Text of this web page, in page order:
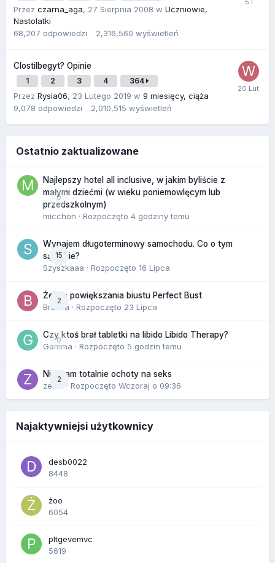
Przez czarna_aga, 27 Sierpnia 2008 w Uczniowie,
Nastolatki
68,207 odpowiedzi 2,316,560 wyświetleń
Clostilbegyt? Opinie
1 2 3 4 364
Przez Rysia06, 23 Lutego 2019 w 9 miesięcy, ciąża
9,078 odpowiedzi 2,010,515 wyświetleń
Ostatnio zaktualizowane
0
Najlepszy hotel all inclusive, w jakim byliście z
małymi dziećmi (w wieku poniemowlęcym lub
przedszkolnym)
micchon · Rozpoczęto 4 godziny temu
15
Wynajem długoterminowy samochodu. Co o tym
sądzicie?
Szyszkaaa · Rozpoczęto 16 Lipca
2
Żel do powiększania biustu Perfect Bust
Bravva · Rozpoczęto 23 Lipca
0
Czy ktoś brał tabletki na libido Libido Therapy?
Gamma · Rozpoczęto 5 godzin temu
2
Nie mam totalnie ochoty na seks
zenla
· Rozpoczęto Wczoraj o 09:36
Najaktywniejsi użytkownicy
desb0022
8448
żoo
6054
pltgevemvc
5619